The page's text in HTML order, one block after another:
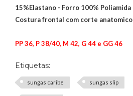
15%Elastano - Forro 100% Poliamida
Costura frontal com corte anatomico
PP 36, P 38/40, M 42, G 44 e GG 46
Etiquetas:
sungas caribe sungas slip